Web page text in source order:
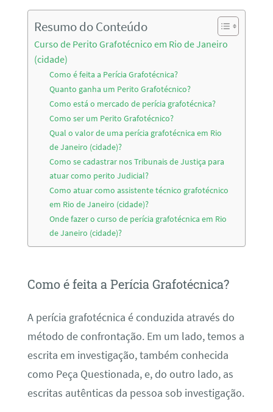
Resumo do Conteúdo
Curso de Perito Grafotécnico em Rio de Janeiro
(cidade)
Como é feita a Perícia Grafotécnica?
Quanto ganha um Perito Grafotécnico?
Como está o mercado de perícia grafotécnica?
Como ser um Perito Grafotécnico?
Qual o valor de uma perícia grafotécnica em Rio
de Janeiro (cidade)?
Como se cadastrar nos Tribunais de Justiça para
atuar como perito Judicial?
Como atuar como assistente técnico grafotécnico
em Rio de Janeiro (cidade)?
Onde fazer o curso de perícia grafotécnica em Rio
de Janeiro (cidade)?
Como é feita a Perícia Grafotécnica?
A perícia grafotécnica é conduzida através do
método de confrontação. Em um lado, temos a
escrita em investigação, também conhecida
como Peça Questionada, e, do outro lado, as
escritas autênticas da pessoa sob investigação.